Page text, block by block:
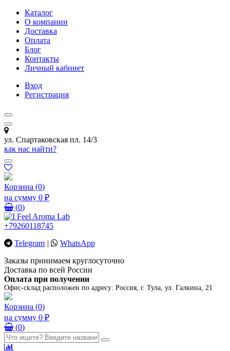
Каталог
О компании
Доставка
Оплата
Блог
Контакты
Личный кабинет
Вход
Регистрация
ул. Спартаковская пл. 14/3
как нас найти?
Корзина (0)
на сумму 0 ₽
(0)
+79260118745
Telegram |
WhatsApp
Заказы принимаем круглосуточно
Доставка по всей России
Оплата при получении
Офис-склад расположен по адресу: Россия, г. Тула, ул. Галкина, 21
Корзина (0)
на сумму 0 ₽
(0)